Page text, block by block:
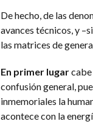
De hecho, de las
avances técnicos, y
las matrices de
En primer lugarcabe
confusión general,
inmemoriales la
acontece con la